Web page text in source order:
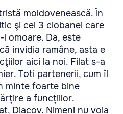
moldovenească. În
şi cei 3 ciobanei care
omoare. Da, este
invidia ramâne, asta e
aici la noi. Filat s-a
Toti partenerii, cum îl
minte foarte bine
a funcțiilor.
Diacov. Nimeni nu voia